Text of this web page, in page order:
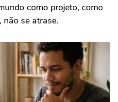
como projeto, como
não se atrase.